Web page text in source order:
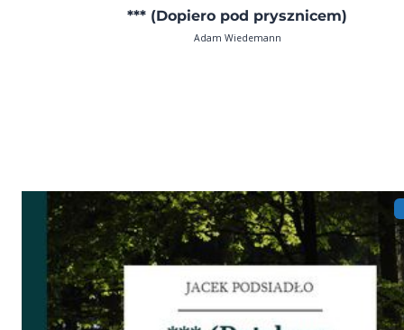
*** (Dopiero pod prysznicem)
Adam Wiedemann